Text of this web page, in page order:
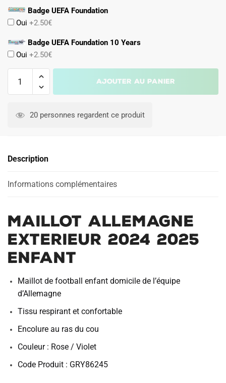
Badge UEFA Foundation
Oui +2.50€
Badge UEFA Foundation 10 Years
Oui +2.50€
Allemagne
Enfant
Ajouter au panier
20 personnes regardent ce produit
Description
Informations complémentaires
Maillot Allemagne
Exterieur 2024 2025
Enfant
Maillot de football enfant domicile de l’équipe
d’Allemagne
Tissu respirant et confortable
Encolure au ras du cou
Couleur : Rose / Violet
Code Produit : GRY86245